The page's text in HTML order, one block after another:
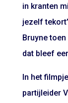
in kranten
jezelf
Bruyne
dat bleef
In het
partijleider